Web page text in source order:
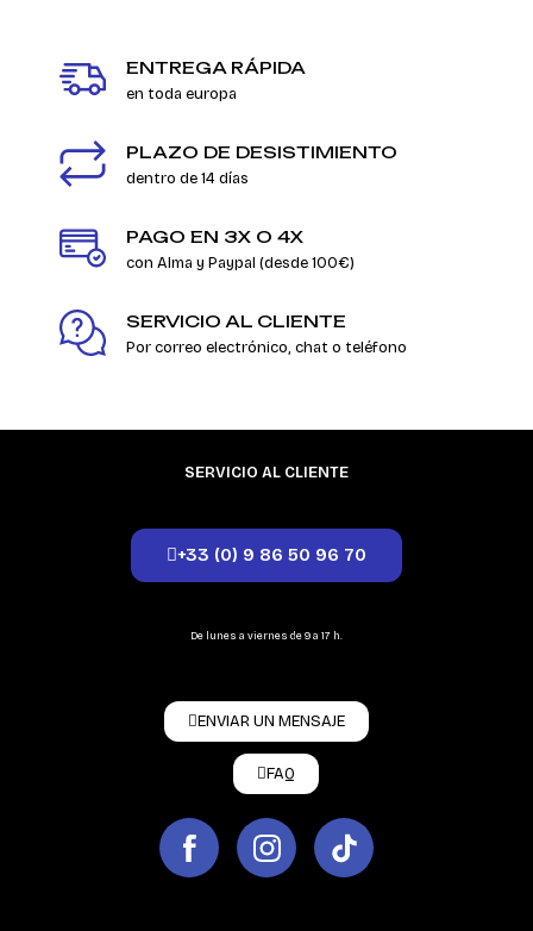
ENTREGA RÁPIDA
en toda europa
PLAZO DE DESISTIMIENTO
dentro de 14 días
PAGO EN 3X O 4X
con Alma y Paypal (desde 100€)
SERVICIO AL CLIENTE
Por correo electrónico, chat o teléfono
SERVICIO AL CLIENTE
+33 (0) 9 86 50 96 70
De lunes a viernes de 9 a 17 h.
ENVIAR UN MENSAJE
FAQ